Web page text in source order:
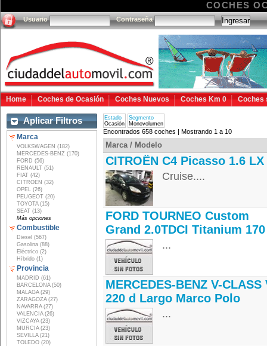
COCHES
Usuario Contraseña
Home Coches de Ocasión Coches Nuevos Coches Km 0 Coches
Aplicar Filtros
Marca
VOLKSWAGEN (182)
MERCEDES-BENZ (170)
FORD (56)
RENAULT (51)
FIAT (42)
CITROËN (32)
OPEL (26)
PEUGEOT (20)
TOYOTA (15)
SEAT (13)
Más opciones
Combustible
Diesel (567)
Gasolina (88)
Eléctrico (2)
Híbrido (1)
Provincia
MADRID (61)
BARCELONA (50)
MALAGA (29)
ZARAGOZA (27)
NAVARRA (27)
VALENCIA (26)
VIZCAYA (23)
MURCIA (23)
SEVILLA (21)
TOLEDO (20)
Estado
Ocasión
Segmento
Monovolumen
Encontrados 658 coches | Mostrando 1 a 10
Marca / Modelo
CITROËN C4 Picasso 1.6 LX
Cruise....
FORD TOURNEO Custom
Grand 2.0TDCI Titanium 170
...
MERCEDES-BENZ V-CLASS
220 d Largo Marco Polo
...